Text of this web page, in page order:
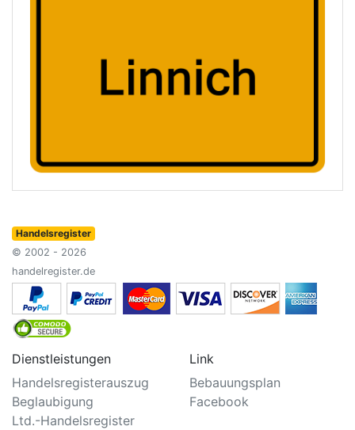
Handelsregister
© 2002 - 2026
handelregister.de
Dienstleistungen
Handelsregisterauszug
Beglaubigung
Ltd.-Handelsregister
Link
Bebauungsplan
Facebook